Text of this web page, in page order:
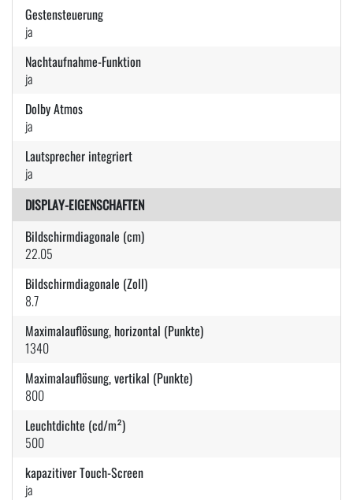
Gestensteuerung
ja
Nachtaufnahme-Funktion
ja
Dolby Atmos
ja
Lautsprecher integriert
ja
DISPLAY-EIGENSCHAFTEN
Bildschirmdiagonale (cm)
22.05
Bildschirmdiagonale (Zoll)
8.7
Maximalauflösung, horizontal (Punkte)
1340
Maximalauflösung, vertikal (Punkte)
800
Leuchtdichte (cd/m²)
500
kapazitiver Touch-Screen
ja